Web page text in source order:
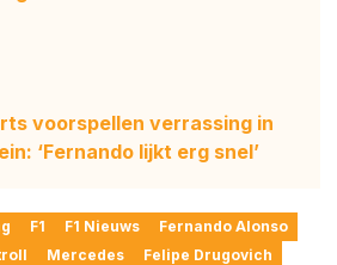
voorspellen verrassing in
‘Fernando lijkt erg snel’
F1 F1 Nieuws
Fernando Alonso
Mercedes Felipe Drugovich